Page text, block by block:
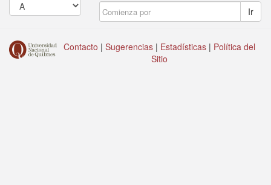
Ir
Contacto | Sugerencias | Estadísticas | Política del
Sitio